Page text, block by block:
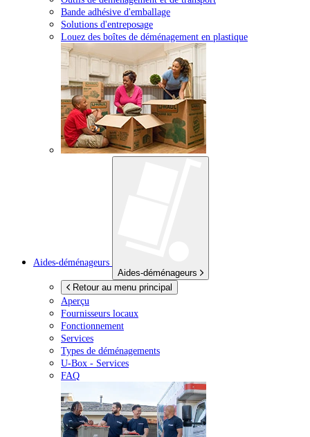
Bande adhésive d'emballage
Solutions d'entreposage
Louez des boîtes de déménagement en plastique
Aides-déménageurs
Aides-déménageurs
Retour au menu principal
Aperçu
Fournisseurs locaux
Fonctionnement
Services
Types de déménagements
U-Box - Services
FAQ